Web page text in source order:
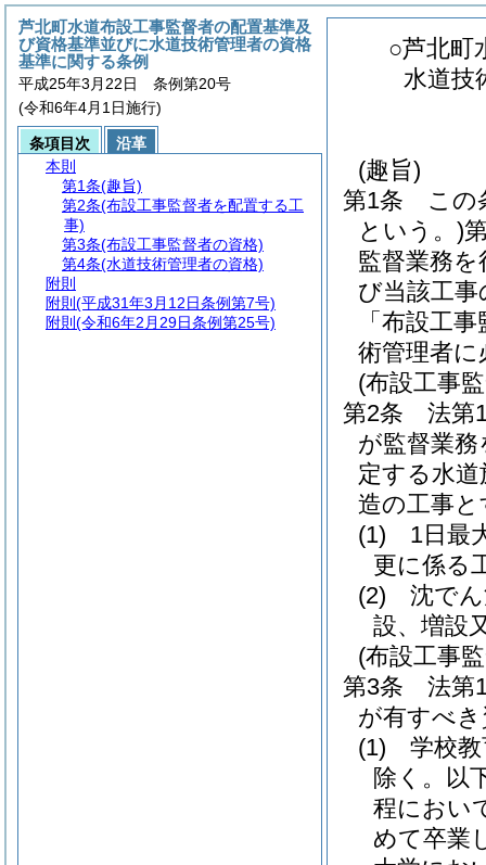
○芦北町
水道技
(趣旨)
第1条
この
という。)
監督業務
び当該工
「布設工
術管理者
(布設工事
第2条
法第
が監督業
定する水
造の工事
(1)
1日最
更に係る
(2)
沈で
設、増設
(布設工事
第3条
法第
が有すべ
(1)
学校
除く。以
程におい
めて卒業
芦北町水道布設工事監督者の配置基準及
び資格基準並びに水道技術管理者の資格
基準に関する条例
平成25年3月22日 条例第20号
(令和6年4月1日施行)
条項目次
沿革
本則
第1条(趣旨)
第2条(布設工事監督者を配置する工
事)
第3条(布設工事監督者の資格)
第4条(水道技術管理者の資格)
附則
附則 (平成31年3月12日条例第7号)
附則 (令和6年2月29日条例第25号)